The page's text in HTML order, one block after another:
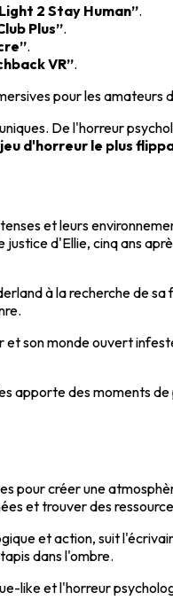
2 Stay Human”.
Plus”.
.
VR”.
pour les amateurs
De l'horreur
d'horreur le plus
et leurs
d'Ellie, cinq ans
à la recherche de
son monde ouvert
des moments
pour créer une
et trouver des
et action, suit
dans l'ombre.
like et l'horreur